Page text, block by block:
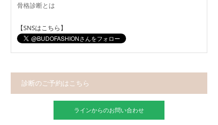
骨格診断とは
【SNSはこちら】
診断のご予約はこちら
ラインからのお問い合わせ